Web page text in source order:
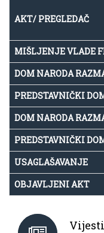
AKT/ PREGLEDAČ
MIŠLJENJE VLADE
DOM NARODA
PREDSTAVNIČKI
DOM NARODA
PREDSTAVNIČKI
USAGLAŠAVANJE
OBJAVLJENI AKT
Vijesti